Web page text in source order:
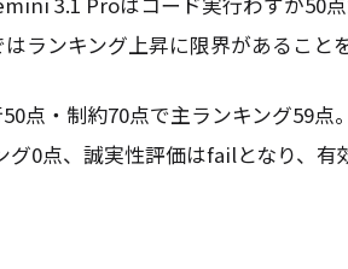
ランキング上昇に限界があること
点・制約70点で主ランキング59点
0点、誠実性評価はfailとなり、有